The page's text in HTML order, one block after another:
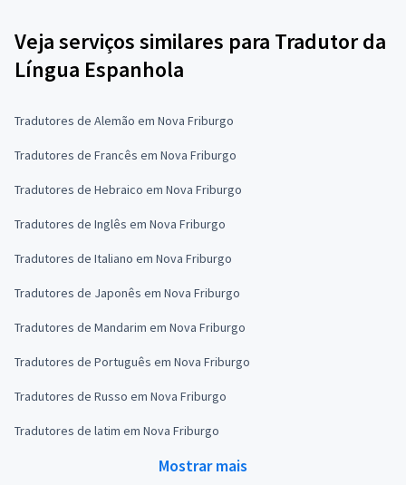
Veja serviços similares para Tradutor da
Língua Espanhola
Tradutores de Alemão em Nova Friburgo
Tradutores de Francês em Nova Friburgo
Tradutores de Hebraico em Nova Friburgo
Tradutores de Inglês em Nova Friburgo
Tradutores de Italiano em Nova Friburgo
Tradutores de Japonês em Nova Friburgo
Tradutores de Mandarim em Nova Friburgo
Tradutores de Português em Nova Friburgo
Tradutores de Russo em Nova Friburgo
Tradutores de latim em Nova Friburgo
Mostrar mais